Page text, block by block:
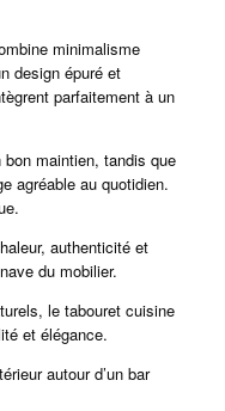
minimalisme
design épuré et
parfaitement à un
maintien, tandis que
agréable au quotidien.
authenticité et
du mobilier.
le tabouret cuisine
et élégance.
autour d’un bar